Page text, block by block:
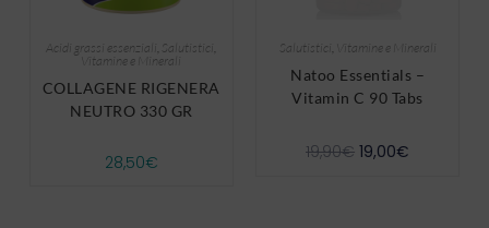
Acidi grassi essenziali Salutistici
Vitamine e Minerali
COLLAGENE RIGENERA
NEUTRO 330 GR
28,50€
Salutistici Vitamine e Minerali
Natoo Essentials –
Vitamin C 90 Tabs
19,90€ 19,00€